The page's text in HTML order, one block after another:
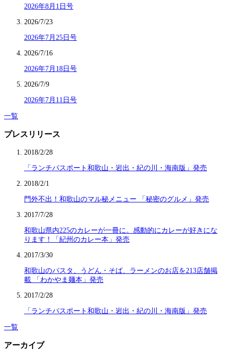
2026年8月1日号
2026/7/23
2026年7月25日号
2026/7/16
2026年7月18日号
2026/7/9
2026年7月11日号
一覧
プレスリリース
2018/2/28
「ランチパスポート和歌山・岩出・紀の川・海南版」発売
2018/2/1
門外不出！和歌山のマル秘メニュー 「秘密のグルメ」発売
2017/7/28
和歌山県内225のカレーが一冊に。感動的にカレーが好きにな
ります！「紀州のカレー本」発売
2017/3/30
和歌山のパスタ、うどん・そば、ラーメンのお店を213店舗掲
載 「わかやま麺本」発売
2017/2/28
「ランチパスポート和歌山・岩出・紀の川・海南版」発売
一覧
アーカイブ